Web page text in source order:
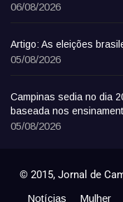
06/08/2026
Artigo: As eleições
05/08/2026
Campinas sedia no dia
baseada nos
05/08/2026
© 2015, Jornal de
Notícias Mulher